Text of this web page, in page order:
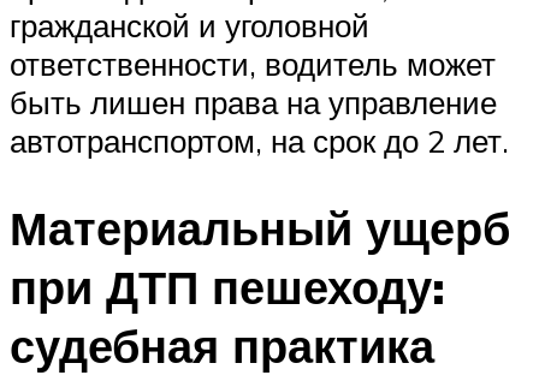
гражданской и уголовной
ответственности, водитель может
быть лишен права на управление
автотранспортом, на срок до 2 лет.
Материальный ущерб
при ДТП пешеходу:
судебная практика